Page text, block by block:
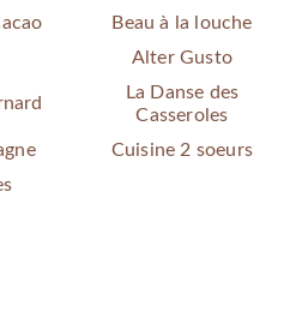
Beau à la louche
Alter Gusto
La Danse des
Casseroles
Cuisine 2 soeurs